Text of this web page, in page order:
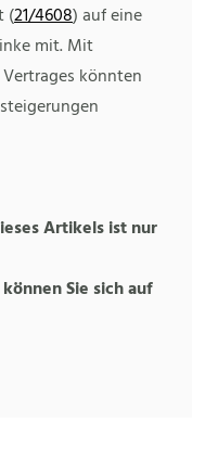
(21/4608) auf eine
mit. Mit
könnten
Artikels ist nur
Sie sich auf